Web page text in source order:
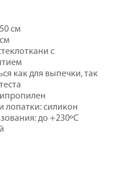
см
с
как для выпечки, так
лопатки: силикон
до +230ºС